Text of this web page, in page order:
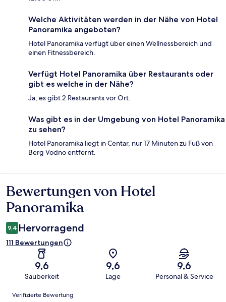
Welche Aktivitäten werden in der Nähe von Hotel
Panoramika angeboten?
Hotel Panoramika verfügt über einen Wellnessbereich und
einen Fitnessbereich.
Verfügt Hotel Panoramika über Restaurants oder
gibt es welche in der Nähe?
Ja, es gibt 2 Restaurants vor Ort.
Was gibt es in der Umgebung von Hotel Panoramika
zu sehen?
Hotel Panoramika liegt in Centar, nur 17 Minuten zu Fuß von
Berg Vodno entfernt.
Bewertungen
Bewertungen von Hotel
Panoramika
9,4 Hervorragend
111 Bewertungen
9,6
Sauberkeit
9,6
Lage
9,6
Personal & Service
Bewertungen
Verifizierte Bewertung